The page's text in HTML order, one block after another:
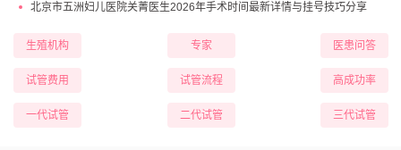
北京市五洲妇儿医院关菁医生2026年手术时间最新详情与挂号技巧分享
生殖机构 专家 医患问答
试管费用 试管流程 高成功率
一代试管 二代试管 三代试管